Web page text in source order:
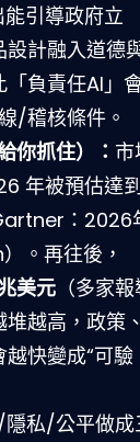
引導政府立
設計融入道德
負責任AI」
/稽核條件。
你抓住）： 市
年被預估達
：2026
。再往後，
美元 （多家
堆越高，政策
快變成“可驗
私/公平做成